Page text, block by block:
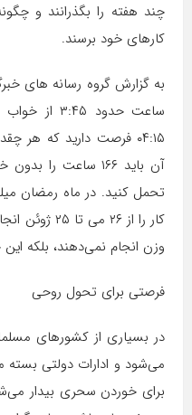
چند هفته را بگذرانند و
کارهای خود برسند.
به گزارش گروه رسانه های
ساعت حدود
۰۴:۱۵ فرصت دارید که
آن باید ۱۶۶ ساعت
تحمل کنید. در ماه رمضان
کار را از ۲۶
وزن انجام نمی‌دهند، بلکه
فرصتی برای تحول روحی
در بسیاری از کشورهای
می‌شود و ادارات دولتی بسته
برای خوردن سحری بیدار